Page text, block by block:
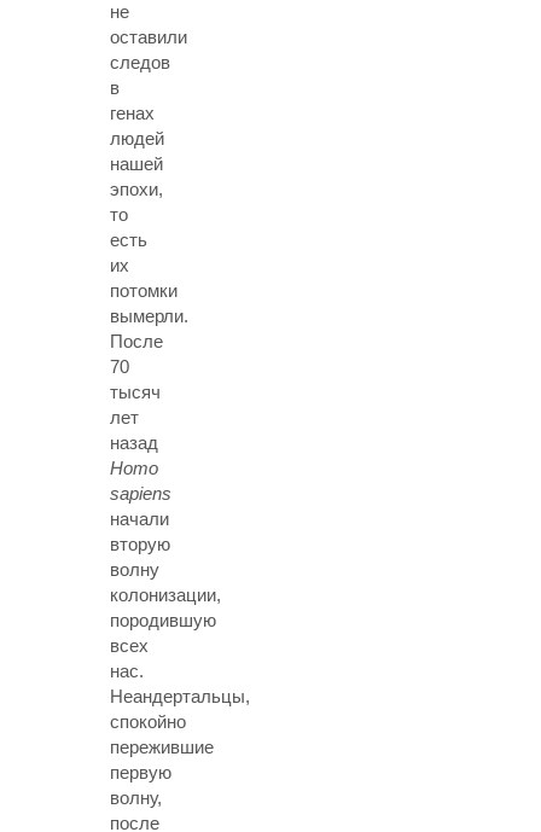
не
оставили
следов
в
генах
людей
нашей
эпохи,
то
есть
их
потомки
вымерли.
После
70
тысяч
лет
назад
Homo
sapiens
начали
вторую
волну
колонизации,
породившую
всех
нас.
Неандертальцы,
спокойно
пережившие
первую
волну,
после